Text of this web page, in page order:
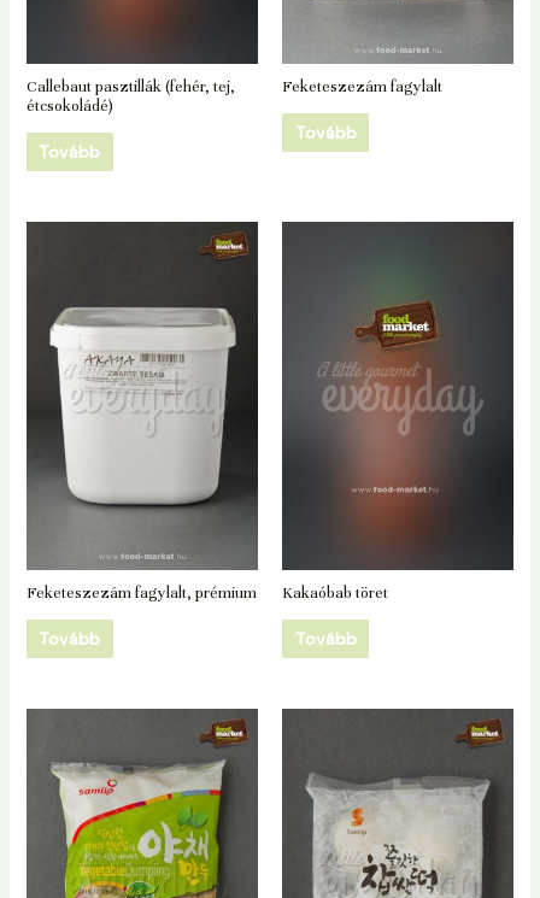
Callebaut pasztillák (fehér, tej,
étcsokoládé)
Tovább
Feketeszezám fagylalt
Tovább
Feketeszezám fagylalt, prémium
Tovább
Kakaóbab töret
Tovább